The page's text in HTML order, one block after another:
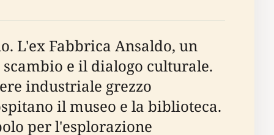
L'ex Fabbrica Ansaldo, un
e il dialogo culturale.
industriale grezzo
il museo e la biblioteca.
per l'esplorazione